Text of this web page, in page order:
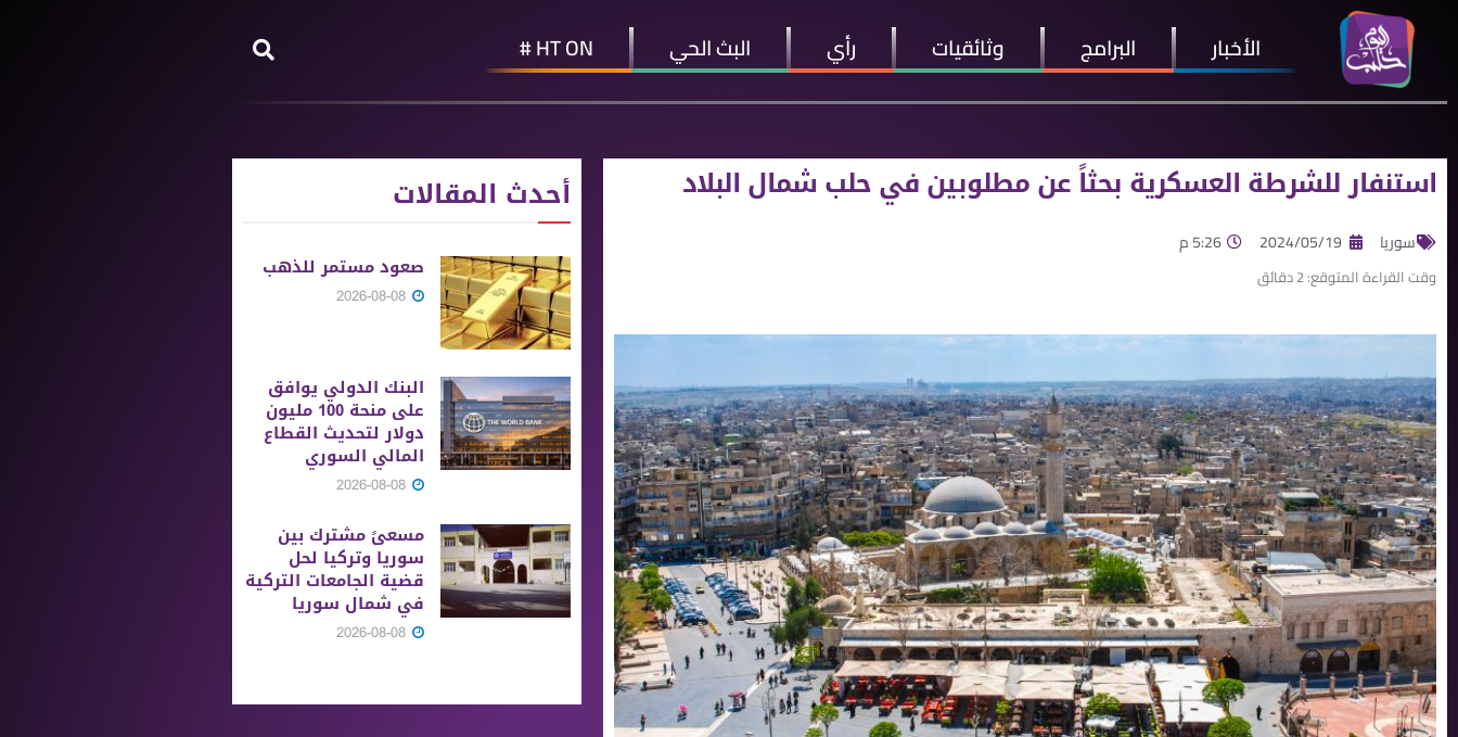
الأخبار البرامج وثائقيات رأي البث الحي HT ON #
استنفار للشرطة العسكرية بحثاً عن مطلوبين في حلب شمال البلاد
سوريا 2024/05/19 5:26 م
وقت القراءة المتوقع:2دقائق
أحدث المقالات
صعود مستمر للذهب
البنك الدولي يوافق
على منحة 100 مليون
دولار لتحديث القطاع
المالي السوري
مسعىً مشترك بين
سوريا وتركيا لحل
قضية الجامعات التركية
في شمال سوريا